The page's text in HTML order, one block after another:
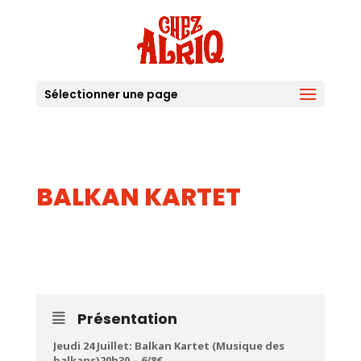
Sélectionner une page
BALKAN KARTET
Présentation
Jeudi 24 Juillet: Balkan Kartet (Musique des